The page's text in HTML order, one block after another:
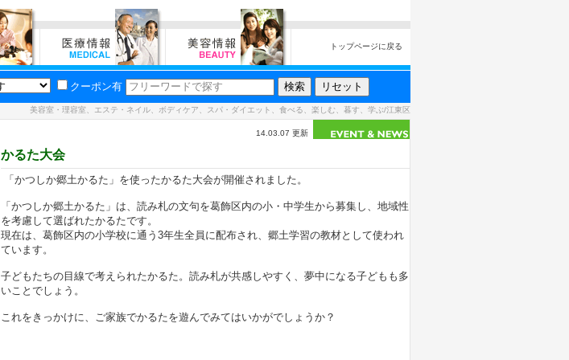
トップページに戻る
クーポン有
美容室・理容室、エステ・ネイル、ボディケア、スパ・ダイエット、食べる、楽しむ、暮す、学ぶ/江東区
14.03.07 更新
かるた大会
「かつしか郷土かるた」を使ったかるた大会が開催されました。
「かつしか郷土かるた」は、読み札の文句を葛飾区内の小・中学生から募集し、地域性
を考慮して選ばれたかるたです。
現在は、葛飾区内の小学校に通う3年生全員に配布され、郷土学習の教材として使われ
ています。
子どもたちの目線で考えられたかるた。読み札が共感しやすく、夢中になる子どもも多
いことでしょう。
これをきっかけに、ご家族でかるたを遊んでみてはいかがでしょうか？